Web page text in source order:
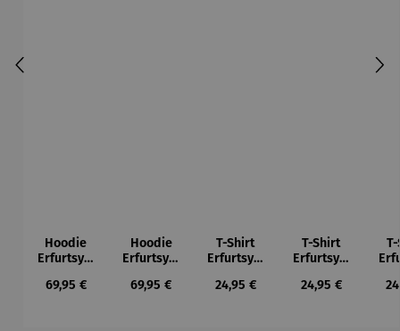
Hoodie
Erfurtsym
Regulärer Preis:
69,95 €
Hoodie
Erfurtsym
Regulärer Preis:
69,95 €
T-Shirt
Erfurtsym
Regulärer Preis:
24,95 €
T-Shirt
Erfurtsym
Regulärer Preis:
24,95 €